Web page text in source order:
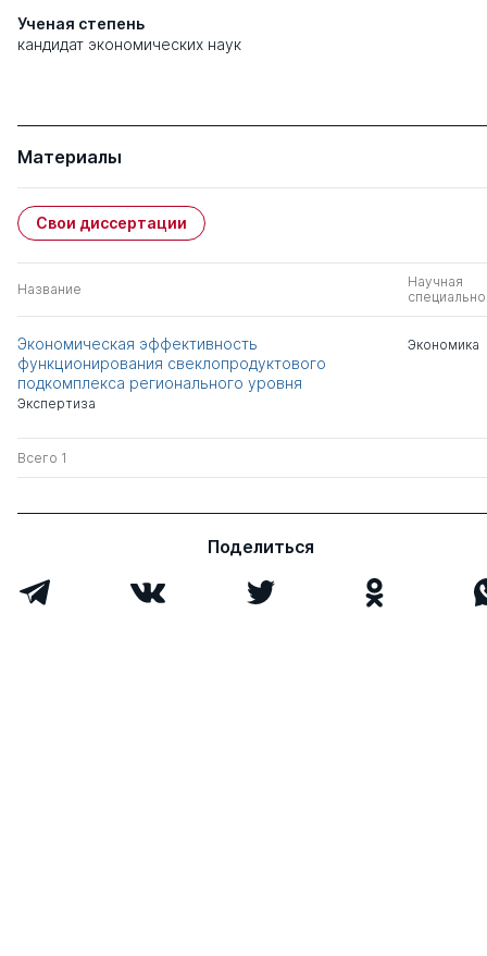
Ученая степень
кандидат экономических наук
Материалы
Свои диссертации
Название
Научная
Экономическая эффективность
функционирования свеклопродуктового
подкомплекса регионального уровня
Экспертиза
Экономика
Всего 1
Поделиться